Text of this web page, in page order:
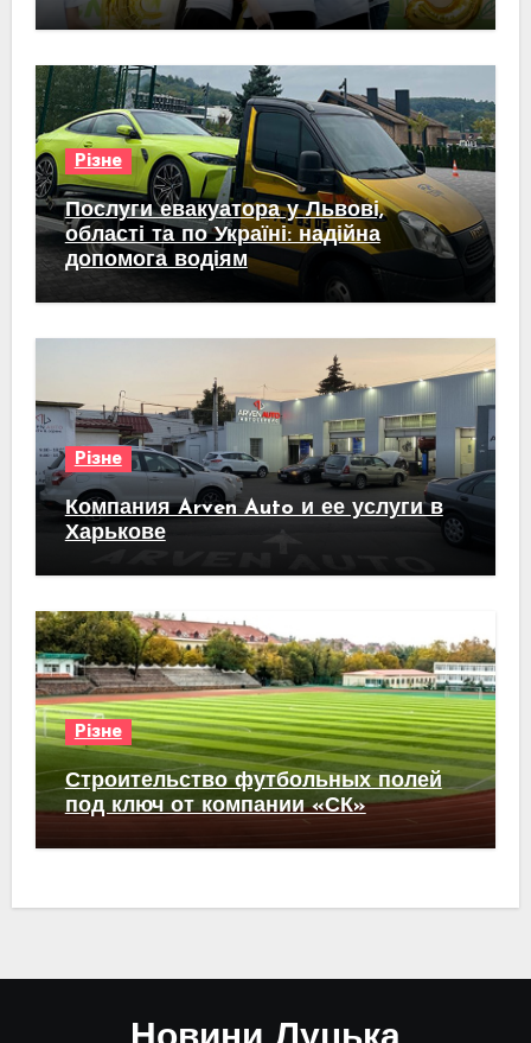
Різне
Послуги евакуатора у Львові,
області та по Україні: надійна
допомога водіям
Різне
Компания Arven Auto и ее услуги в
Харькове
Різне
Строительство футбольных полей
под ключ от компании «СК»